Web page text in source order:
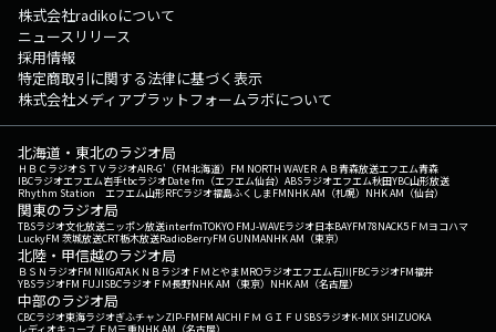
株式会社radikoについて
ニュースリリース
採用情報
特定商取引に関する法律に基づく表示
株式会社メディアプラットフォームラボについて
北海道・東北のラジオ局
ＨＢＣラジオＳＴＶラジオAIR-G'（FM北海道） FM NORTH WAVEＲＡＢ青森放送エフエム青森
IBCラジオエフエム岩手tbcラジオDate fm（エフエム仙台） ABSラジオエフエム秋田YBC山形放送
Rhythm Station エフエム山形RFCラジオ福島ふくしまFMNHK AM（札幌） NHK AM（仙台）
関東のラジオ局
TBSラジオ文化放送ニッポン放送interfmTOKYO FMJ-WAVEラジオ日本BAYFM78NACK5 ＦＭヨコハマ
LuckyFM 茨城放送CRT栃木放送RadioBerryFM GUNMANHK AM（東京）
北陸・甲信越のラジオ局
ＢＳＮラジオFM NIIGATAＫＮＢラジオ ＦＭとやまMROラジオエフエム石川FBCラジオFM福井
YBSラジオFM FUJISBCラジオ ＦＭ長野NHK AM（東京） NHK AM（名古屋）
中部のラジオ局
CBCラジオ東海ラジオぎふチャンZIP-FMFM AICHI ＦＭ ＧＩＦＵ SBSラジオK-MIX SHIZUOKA
レディオキューブ ＦＭ三重NHK AM（名古屋）